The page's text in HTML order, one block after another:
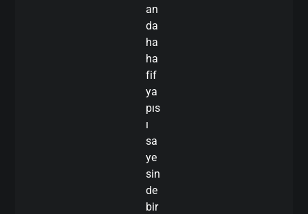
an
da
ha
ha
fif
ya
pıs
ı
sa
ye
sin
de
bir